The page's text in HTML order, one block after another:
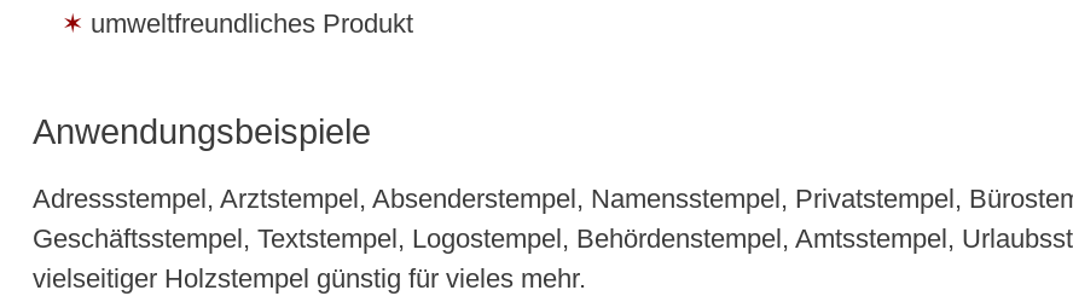
umweltfreundliches Produkt
Anwendungsbeispiele
Adressstempel, Arztstempel, Absenderstempel, Namensstempel, Privatstempel,
Geschäftsstempel, Textstempel, Logostempel, Behördenstempel, Amtsstempel,
vielseitiger Holzstempel günstig für vieles mehr.